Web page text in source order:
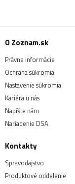
O Zoznam.sk
Právne informácie
Ochrana súkromia
Nastavenie súkromia
Kariéra u nás
Napíšte nám
Nariadenie DSA
Kontakty
Spravodajstvo
Produktové oddelenie